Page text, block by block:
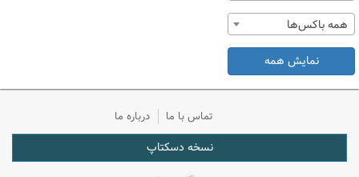
همه باکس‌ها
نمایش همه
تماس با ما درباره ما
نسخه دسکتاپ